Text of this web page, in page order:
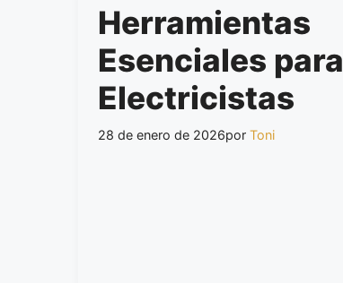
Herramientas
Esenciales para
Electricistas
28 de enero de 2026por Toni